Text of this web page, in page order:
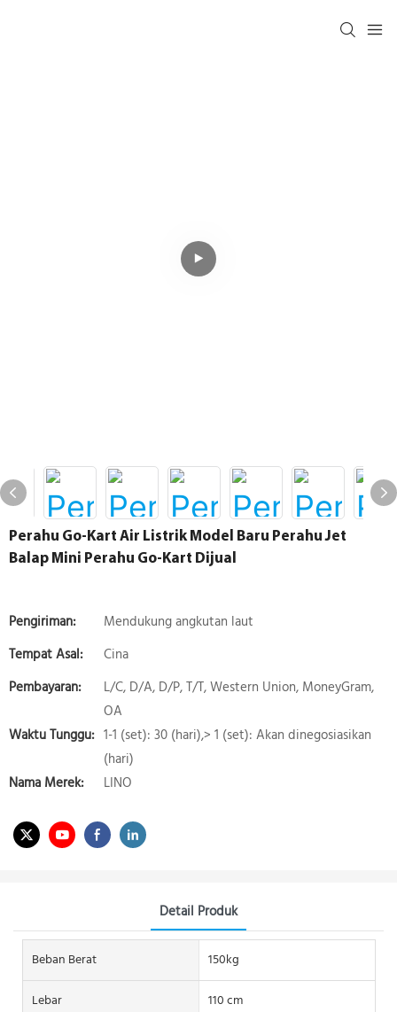
Perahu Go-Kart Air Listrik Model Baru Perahu Jet
Balap Mini Perahu Go-Kart Dijual
Pengiriman:
Mendukung angkutan laut
Tempat Asal:
Cina
Pembayaran:
L/C, D/A, D/P, T/T, Western Union, MoneyGram,
OA
Waktu Tunggu: 1-1 (set): 30 (hari),> 1 (set): Akan dinegosiasikan
(hari)
Nama Merek:
LINO
Detail Produk
Beban Berat
150kg
Lebar
110 cm